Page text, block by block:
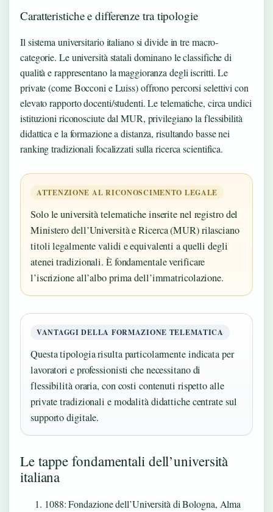
Caratteristiche e differenze tra tipologie
Il sistema universitario italiano si divide in tre macro-
categorie. Le università statali dominano le classifiche di
qualità e rappresentano la maggioranza degli iscritti. Le
private (come Bocconi e Luiss) offrono percorsi selettivi con
elevato rapporto docenti/studenti. Le telematiche, circa undici
istituzioni riconosciute dal MUR, privilegiano la flessibilità
didattica e la formazione a distanza, risultando basse nei
ranking tradizionali focalizzati sulla ricerca scientifica.
ATTENZIONE AL RICONOSCIMENTO LEGALE
Solo le università telematiche inserite nel registro del
Ministero dell’Università e Ricerca (MUR) rilasciano
titoli legalmente validi e equivalenti a quelli degli
atenei tradizionali. È fondamentale verificare
l’iscrizione all’albo prima dell’immatricolazione.
VANTAGGI DELLA FORMAZIONE TELEMATICA
Questa tipologia risulta particolarmente indicata per
lavoratori e professionisti che necessitano di
flessibilità oraria, con costi contenuti rispetto alle
private tradizionali e modalità didattiche centrate sul
supporto digitale.
Le tappe fondamentali dell’università
italiana
1088: Fondazione dell’Università di Bologna, Alma